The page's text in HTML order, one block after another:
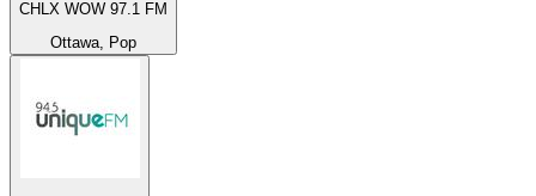
CHLX WOW 97.1 FM
Ottawa, Pop